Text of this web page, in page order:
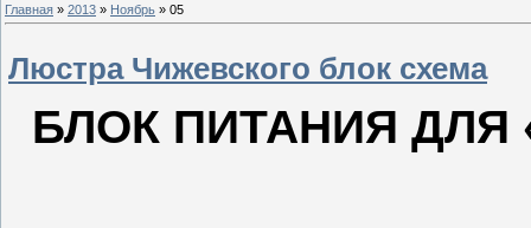
Главная » 2013 » Ноябрь » 05
Люстра Чижевского блок схема
БЛОК ПИТАНИЯ